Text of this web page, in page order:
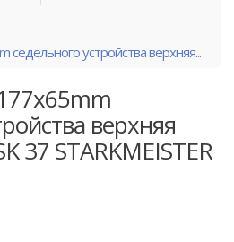
устройства верхняя...
верхняя
37 STARKMEISTER